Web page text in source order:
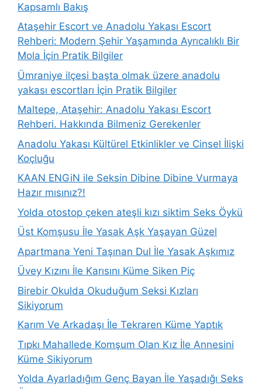
Kapsamlı Bakış
Ataşehir Escort ve Anadolu Yakası Escort
Rehberi: Modern Şehir Yaşamında Ayrıcalıklı Bir
Mola İçin Pratik Bilgiler
Ümraniye ilçesi başta olmak üzere anadolu
yakası escortları İçin Pratik Bilgiler
Maltepe, Ataşehir: Anadolu Yakası Escort
Rehberi. Hakkında Bilmeniz Gerekenler
Anadolu Yakası Kültürel Etkinlikler ve Cinsel İlişki
Koçluğu
KAAN ENGiN ile Seksin Dibine Dibine Vurmaya
Hazır mısınız?!
Yolda otostop çeken ateşli kızı siktim Seks Öykü
Üst Komşusu İle Yasak Aşk Yaşayan Güzel
Apartmana Yeni Taşınan Dul İle Yasak Aşkımız
Üvey Kızını İle Karısını Küme Siken Piç
Birebir Okulda Okuduğum Seksi Kızları
Sikiyorum
Karım Ve Arkadaşı İle Tekraren Küme Yaptık
Tıpkı Mahallede Komşum Olan Kız İle Annesini
Küme Sikiyorum
Yolda Ayarladığım Genç Bayan İle Yaşadığı Seks